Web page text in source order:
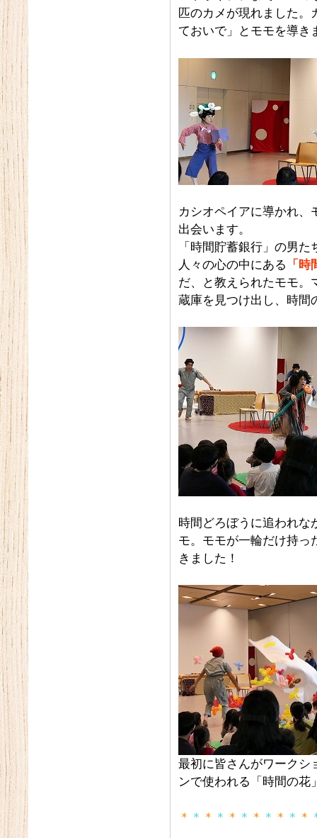
匹のカメが現れました。
ておいで」とモモを導き
カシオペイアに導かれ、
出会います。
「時間貯蓄銀行」の男た
人々の心の中にある
「
だ、と教えられたモモ。
蔵庫を見つけ出し、時間
時間どろぼうに追われな
モ。モモが一輪だけ持っ
きました！
最初に皆さんがワークシ
ンで使われる「時間の花
＊ ＊ ＊ ＊ ＊ ＊ ＊ ＊ ＊ ＊ ＊